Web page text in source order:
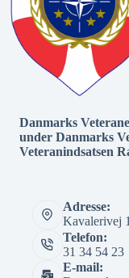
Danmarks
under Danmarks
Veteranindsatsen
Adresse:
Kavalerivej
Telefon:
31 34 54 23
E-mail: